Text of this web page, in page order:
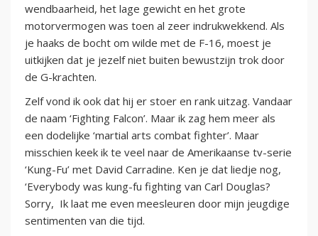
wendbaarheid, het lage gewicht en het grote
motorvermogen was toen al zeer indrukwekkend. Als
je haaks de bocht om wilde met de F-16, moest je
uitkijken dat je jezelf niet buiten bewustzijn trok door
de G-krachten.
Zelf vond ik ook dat hij er stoer en rank uitzag. Vandaar
de naam ‘Fighting Falcon’. Maar ik zag hem meer als
een dodelijke ‘martial arts combat fighter’. Maar
misschien keek ik te veel naar de Amerikaanse tv-serie
‘Kung-Fu’ met David Carradine. Ken je dat liedje nog,
‘Everybody was kung-fu fighting van Carl Douglas?
Sorry, Ik laat me even meesleuren door mijn jeugdige
sentimenten van die tijd.